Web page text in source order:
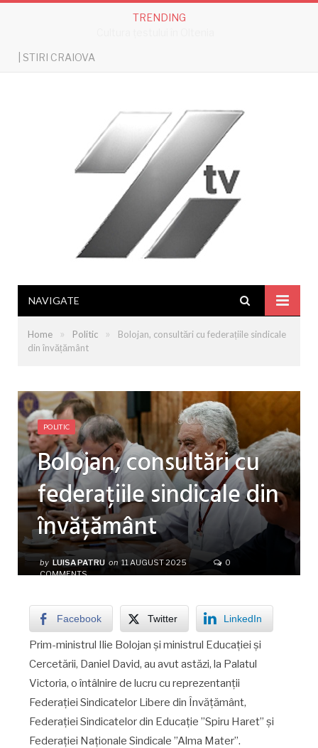
TRENDING
| STIRI CRAIOVA
NAVIGATE
Home » Politic »
Bolojan, consultări cu federațiile sindicale
din învățământ
POLITIC
Bolojan, consultări cu
federațiile sindicale din
învățământ
by LUISA PATRU on 11 AUGUST 2025
0
COMMENTS
Facebook Twitter LinkedIn
Prim-ministrul Ilie Bolojan și ministrul Educației și
Cercetării, Daniel David, au avut astăzi, la Palatul
Victoria, o întâlnire de lucru cu reprezentanții
Federației Sindicatelor Libere din Învățământ,
Federației Sindicatelor din Educație ”Spiru Haret” și
Federației Naționale Sindicale ”Alma Mater”.